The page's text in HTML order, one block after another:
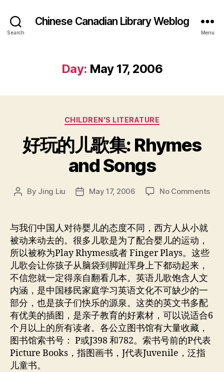
Search
Chinese Canadian Library Weblog
Menu
Day: May 17, 2006
Categories
CHILDREN'S LITERATURE
好玩的儿歌集: Rhymes
and Songs
Post
By Jing Liu
PostMay 17, 2006 No Commentson
与我们中国人对待婴儿的态度不同，西方人从小就
被动来动去的。很多儿歌是为了配合婴儿的运动，
所以被称为Play Rhymes或者 Finger Plays。这些
儿歌会让你孩子从脑袋到脚趾浑身上下都动起来，
不信您就一定得亲自翻看几本。英语儿歌饱含人文
内涵，是中国移民家庭学习英语文化不可缺少的一
部分，也是孩子们快乐的源泉。这类的英文书多配
有优美的插图，是亲子教育的好素材，可以说适合6
个月以上的所有读者。各公立图书馆有大量收藏，
图书馆索书号： P或J398 和782。索书号前的P代表
Picture Books，指图画书，J代表Juvenile，泛指
儿童书。